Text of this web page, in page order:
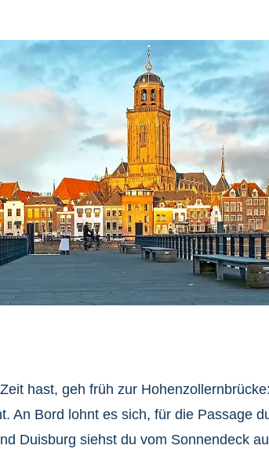
hast, geh früh zur
An Bord lohnt es sich, für die Passage
Duisburg siehst du vom Sonnendeck